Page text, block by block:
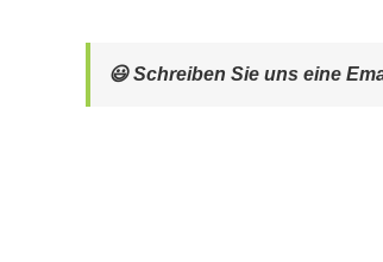
😃 Schreiben Sie uns eine